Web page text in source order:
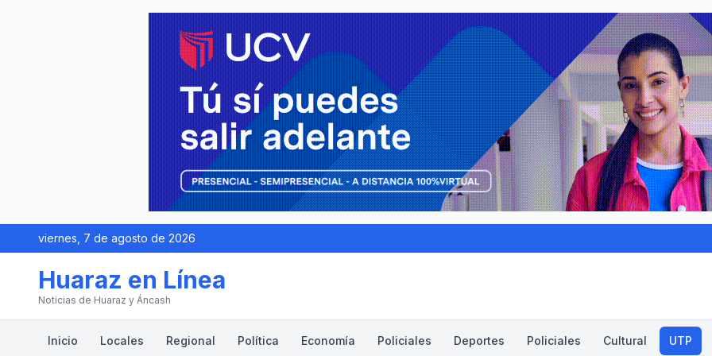
viernes, 7 de agosto de 2026
Huaraz en Línea
Noticias de Huaraz y Áncash
Inicio Locales Regional Política Economía Policiales Deportes Policiales Cultural UTP